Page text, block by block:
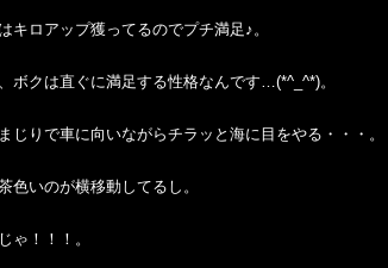
キロアップ獲ってるのでプチ満足♪。
ボクは直ぐに満足する性格なんです…(*^_^*)。
じりで車に向いながらチラッと海に目をやる・・・。
色いのが横移動してるし。
ゃ！！！。